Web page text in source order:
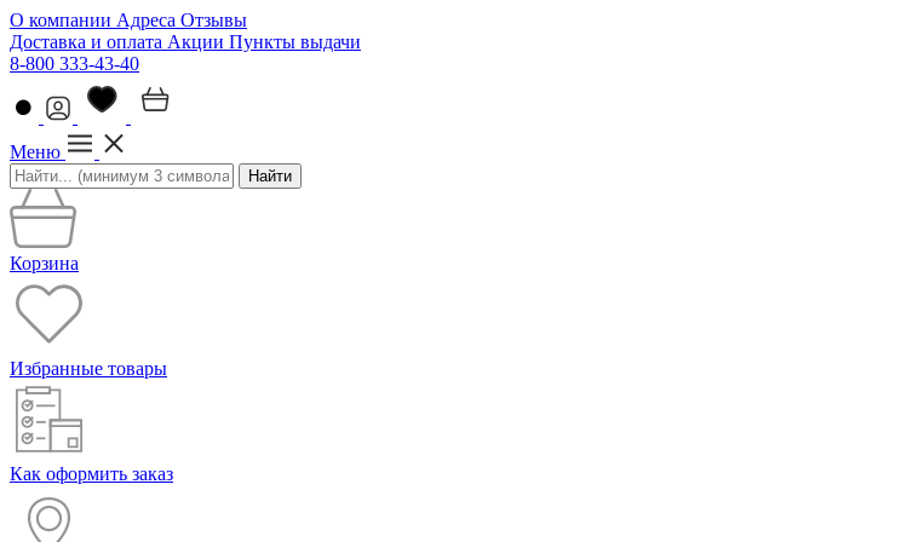
О компании Адреса Отзывы
Доставка и оплата Акции Пункты выдачи
8-800 333-43-40
Меню
Найти
Корзина
Избранные товары
Как оформить заказ